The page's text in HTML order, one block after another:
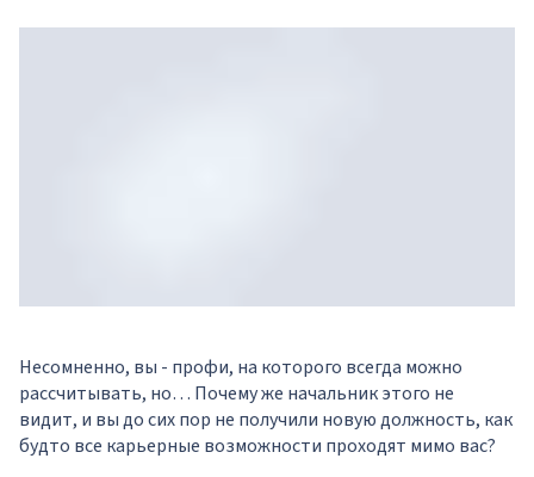
Несомненно, вы - профи, на которого всегда можно
рассчитывать, но… Почему же начальник этого не
видит, и вы до сих пор не получили новую должность, как
будто все карьерные возможности проходят мимо вас?